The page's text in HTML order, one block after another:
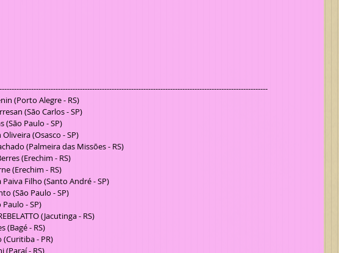
(Porto Alegre - RS)
(São Carlos - SP)
(São Paulo - SP)
(Osasco - SP)
(Palmeira das Missões - RS)
(Erechim - RS)
(Erechim - RS)
Filho (Santo André - SP)
(São Paulo - SP)
Paulo - SP)
(Jacutinga - RS)
(Bagé - RS)
(Curitiba - PR)
(Paraí - RS)